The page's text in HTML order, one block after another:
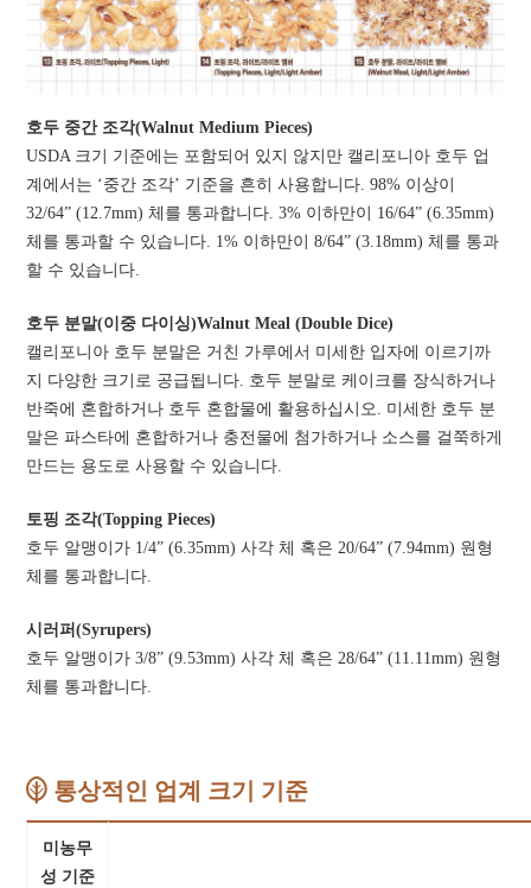
호두 중간 조각(Walnut Medium Pieces)
USDA 크기 기준에는 포함되어 있지 않지만 캘리포니아 호두 업
계에서는 ‘중간 조각’ 기준을 흔히 사용합니다. 98% 이상이
32/64” (12.7mm) 체를 통과합니다. 3% 이하만이 16/64” (6.35mm)
체를 통과할 수 있습니다. 1% 이하만이 8/64” (3.18mm) 체를 통과
할 수 있습니다.
호두 분말(이중 다이싱)Walnut Meal (Double Dice)
캘리포니아 호두 분말은 거친 가루에서 미세한 입자에 이르기까
지 다양한 크기로 공급됩니다. 호두 분말로 케이크를 장식하거나
반죽에 혼합하거나 호두 혼합물에 활용하십시오. 미세한 호두 분
말은 파스타에 혼합하거나 충전물에 첨가하거나 소스를 걸쭉하게
만드는 용도로 사용할 수 있습니다.
토핑 조각(Topping Pieces)
호두 알맹이가 1/4” (6.35mm) 사각 체 혹은 20/64” (7.94mm) 원형
체를 통과합니다.
시러퍼(Syrupers)
호두 알맹이가 3/8” (9.53mm) 사각 체 혹은 28/64” (11.11mm) 원형
체를 통과합니다.
통상적인 업계 크기 기준
미농무
성 기준